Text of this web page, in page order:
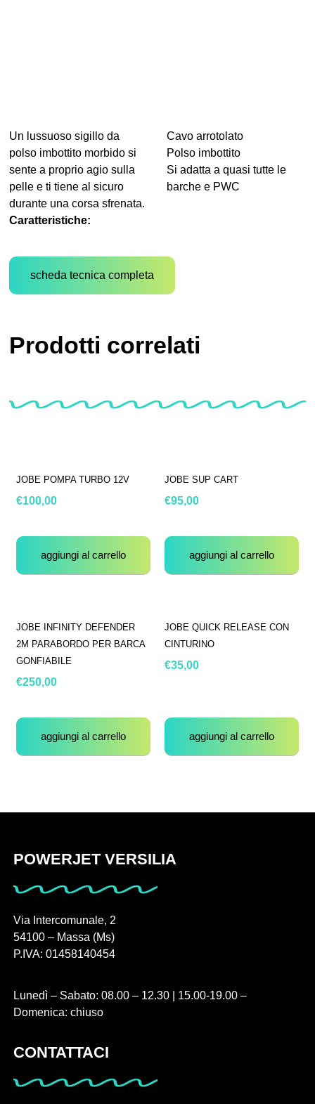
Un lussuoso sigillo da
polso imbottito morbido si
sente a proprio agio sulla
pelle e ti tiene al sicuro
durante una corsa sfrenata.
Caratteristiche:
Cavo arrotolato
Polso imbottito
Si adatta a quasi tutte le
barche e PWC
scheda tecnica completa
Prodotti correlati
JOBE POMPA TURBO 12V
€100,00
aggiungi al carrello
JOBE SUP CART
€95,00
aggiungi al carrello
JOBE INFINITY DEFENDER
2M PARABORDO PER BARCA
GONFIABILE
€250,00
aggiungi al carrello
JOBE QUICK RELEASE CON
CINTURINO
€35,00
aggiungi al carrello
POWERJET VERSILIA
Via Intercomunale, 2
54100 – Massa (Ms)
P.IVA: 01458140454
Lunedì – Sabato: 08.00 – 12.30 | 15.00-19.00 –
Domenica: chiuso
CONTATTACI